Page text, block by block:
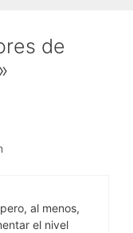
de
al menos,
el nivel